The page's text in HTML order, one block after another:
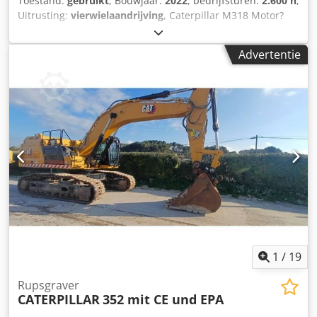
Uitrusting: vierwielaandrijving, Caterpillar M318 Motor?
Motor: Cat C4.4 Vermogen (ISO 14396): 129 kW / ca. 176 pk
Cilinderinhoud: 4,4 l Cilinders: 4 Emissie: EU Stage V
Rijprestaties Topsnelheid: tot ca. 35 km/u Cedjzqx Rtepfx
Stuurinrichting: vierwielbesturing met pendelas Tank &
hydrauliek Dieseltank: ca. 350 liter * Hydraulisch systeem:
load-sensing hydrauliek met meerdere extra circuits voor
aanbouwdelen Airconditioning Slechts 2600 bedrijfsuren
en in zeer goede staat
Advertentie
1 / 19
Rupsgraver
CATERPILLAR352 mit CE und EPA